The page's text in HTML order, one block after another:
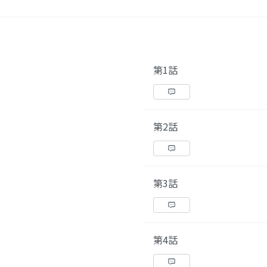
第1話
第2話
第3話
第4話